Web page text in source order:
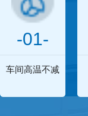
-01-
车间高温不减